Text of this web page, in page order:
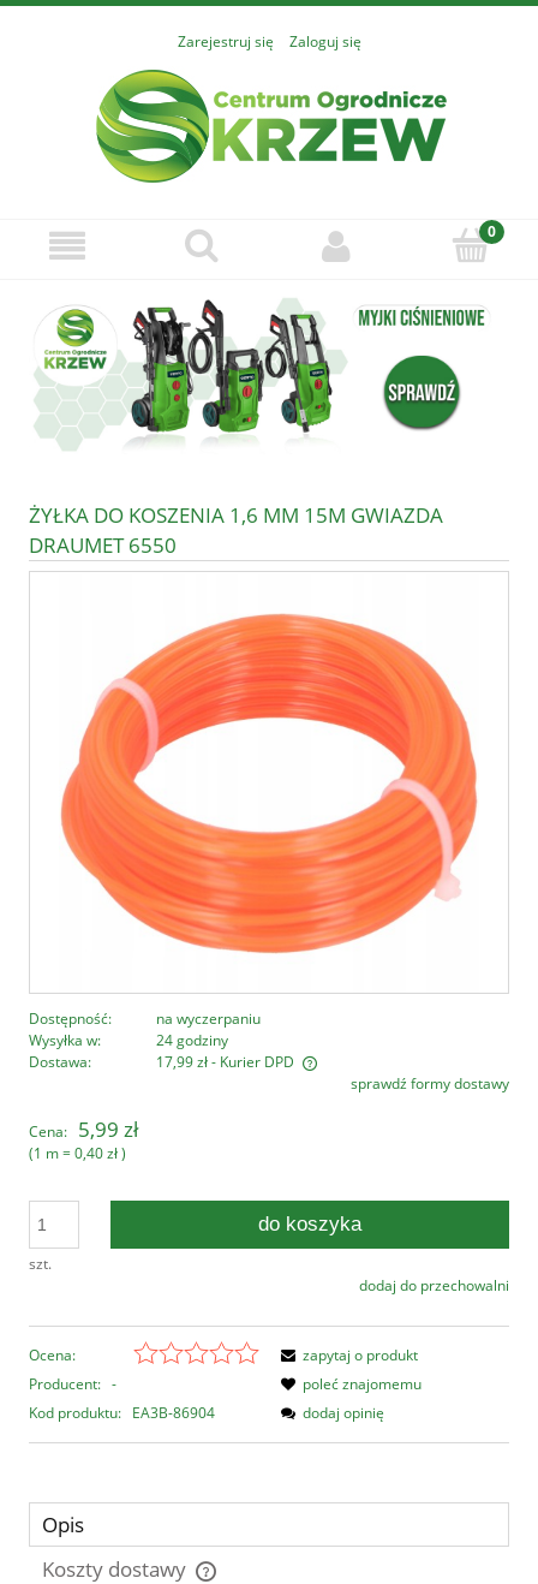
Zarejestruj się Zaloguj się
ŻYŁKA DO KOSZENIA 1,6 MM 15M GWIAZDA
DRAUMET 6550
Dostępność:
na wyczerpaniu
Wysyłka w:
24 godziny
Dostawa:
17,99 zł- Kurier DPD
Cena nie zawiera ewentualnych kosztów płatnościsprawdź formy dostawy
Cena: 5,99 zł
(1 m=0,40 zł)
szt.
do koszyka
dodaj do przechowalni
Ocena:
Producent: -
Kod produktu: EA3B-86904
zapytaj o produkt
poleć znajomemu
dodaj opinię
Opis
Koszty dostawy